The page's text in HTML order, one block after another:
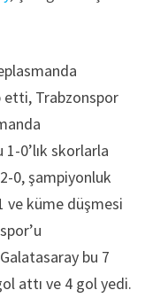
etti, Trabzonspor
0’lık skorlarla
0, şampiyonluk
ve küme düşmesi
bu 7
attı ve 4 gol yedi.